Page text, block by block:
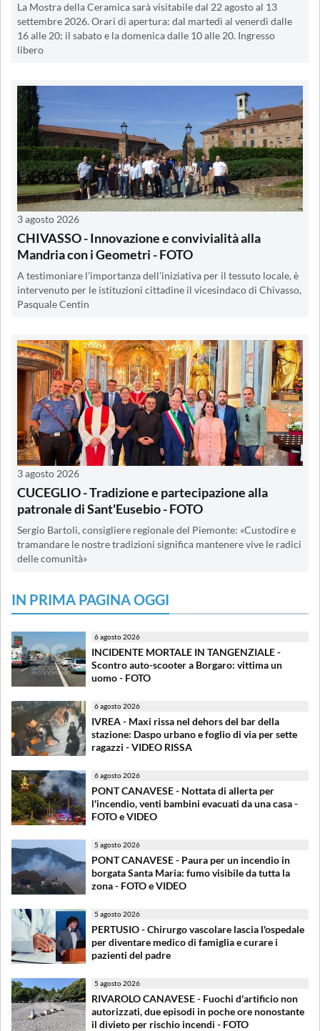
La Mostra della Ceramica sarà visitabile dal 22 agosto al 13
settembre 2026. Orari di apertura: dal martedì al venerdì dalle
16 alle 20; il sabato e la domenica dalle 10 alle 20. Ingresso
libero
3 agosto 2026
CHIVASSO - Innovazione e convivialità alla
Mandria con i Geometri - FOTO
A testimoniare l'importanza dell'iniziativa per il tessuto locale, è
intervenuto per le istituzioni cittadine il vicesindaco di Chivasso,
Pasquale Centin
3 agosto 2026
CUCEGLIO - Tradizione e partecipazione alla
patronale di Sant'Eusebio - FOTO
Sergio Bartoli, consigliere regionale del Piemonte: «Custodire e
tramandare le nostre tradizioni significa mantenere vive le radici
delle comunità»
IN PRIMA PAGINA OGGI
6 agosto 2026
INCIDENTE MORTALE IN TANGENZIALE -
Scontro auto-scooter a Borgaro: vittima un
uomo - FOTO
6 agosto 2026
IVREA - Maxi rissa nel dehors del bar della
stazione: Daspo urbano e foglio di via per sette
ragazzi - VIDEO RISSA
6 agosto 2026
PONT CANAVESE - Nottata di allerta per
l'incendio, venti bambini evacuati da una casa -
FOTO e VIDEO
5 agosto 2026
PONT CANAVESE - Paura per un incendio in
borgata Santa Maria: fumo visibile da tutta la
zona - FOTO e VIDEO
5 agosto 2026
PERTUSIO - Chirurgo vascolare lascia l'ospedale
per diventare medico di famiglia e curare i
pazienti del padre
5 agosto 2026
RIVAROLO CANAVESE - Fuochi d'artificio non
autorizzati, due episodi in poche ore nonostante
il divieto per rischio incendi - FOTO